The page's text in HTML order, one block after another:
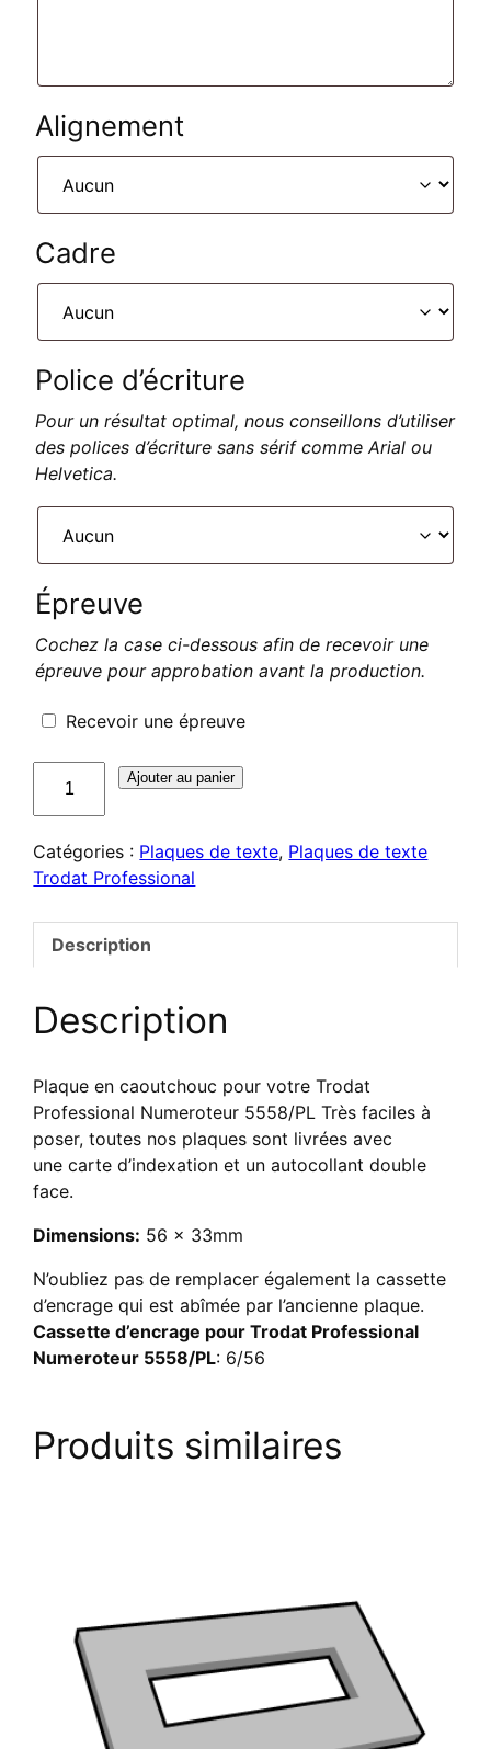
Alignement
Cadre
Police d’écriture
Pour un résultat optimal, nous conseillons d’utiliser
des polices d’écriture sans sérif comme Arial ou
Helvetica.
Épreuve
Cochez la case ci-dessous afin de recevoir une
épreuve pour approbation avant la production.
Recevoir une épreuve
de
texte
Professional
5558/PL
Ajouter au panier
Catégories : Plaques de texte, Plaques de texte
Trodat Professional
Description
Description
Plaque en caoutchouc pour votre Trodat
Professional Numeroteur 5558/PL Très faciles à
poser, toutes nos plaques sont livrées avec
une carte d’indexation et un autocollant double
face.
Dimensions: 56 x 33mm
N’oubliez pas de remplacer également la cassette
d’encrage qui est abîmée par l’ancienne plaque.
Cassette d’encrage pour Trodat Professional
Numeroteur 5558/PL: 6/56
Produits similaires